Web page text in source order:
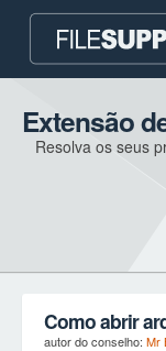
Casa
Contato
Extensão
Resolva os seus
Como abrir
autor do conselho: Mr